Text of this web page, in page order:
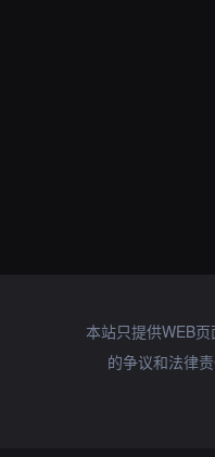
本站只提供WEB
的争议和法律